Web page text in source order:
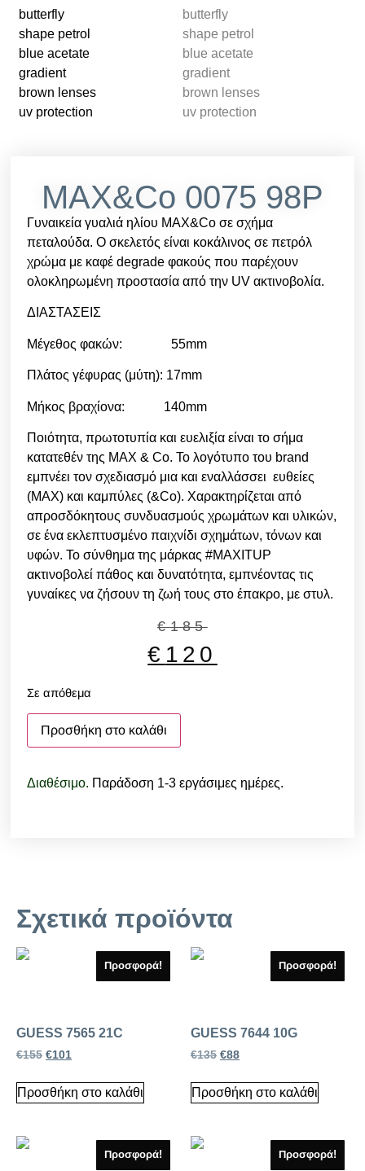
MAX&Co 0075 98P
Γυναικεία γυαλιά ηλίου MAX&Co σε σχήμα
πεταλούδα. Ο σκελετός είναι κοκάλινος σε πετρόλ
χρώμα με καφέ degrade φακούς που παρέχουν
ολοκληρωμένη προστασία από την UV ακτινοβολία.
ΔΙΑΣΤΑΣΕΙΣ
Μέγεθος φακών: 55mm
Πλάτος γέφυρας (μύτη): 17mm
Μήκος βραχίονα: 140mm
Ποιότητα, πρωτοτυπία και ευελιξία είναι το σήμα
κατατεθέν της MAX & Co. Το λογότυπο του brand
εμπνέει τον σχεδιασμό μια και εναλλάσσει ευθείες
(MAX) και καμπύλες (&Co). Χαρακτηρίζεται από
απροσδόκητους συνδυασμούς χρωμάτων και υλικών,
σε ένα εκλεπτυσμένο παιχνίδι σχημάτων, τόνων και
υφών. Το σύνθημα της μάρκας #MAXITUP
ακτινοβολεί πάθος και δυνατότητα, εμπνέοντας τις
γυναίκες να ζήσουν τη ζωή τους στο έπακρο, με στυλ.
€185
€ 120
Σε απόθεμα
Προσθήκη στο καλάθι
Διαθέσιμο. Παράδοση 1-3 εργάσιμες ημέρες.
Σχετικά προϊόντα
Προσφορά!
GUESS 7565 21C
€155 €101
Προσθήκη στο καλάθι
Προσφορά!
GUESS 7644 10G
€135 €88
Προσθήκη στο καλάθι
Προσφορά! Προσφορά!